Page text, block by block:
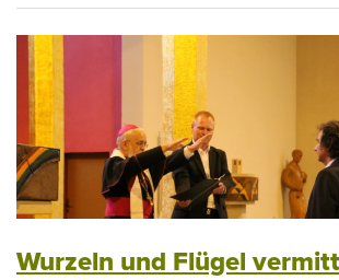
Wurzeln und Flügel